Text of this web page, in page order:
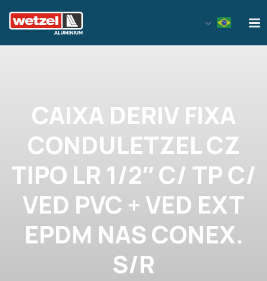
CAIXA DERIV FIXA
CONDULETZEL CZ
TIPO LR 1/2″ C/ TP C/
VED PVC + VED EXT
EPDM NAS CONEX.
S/R